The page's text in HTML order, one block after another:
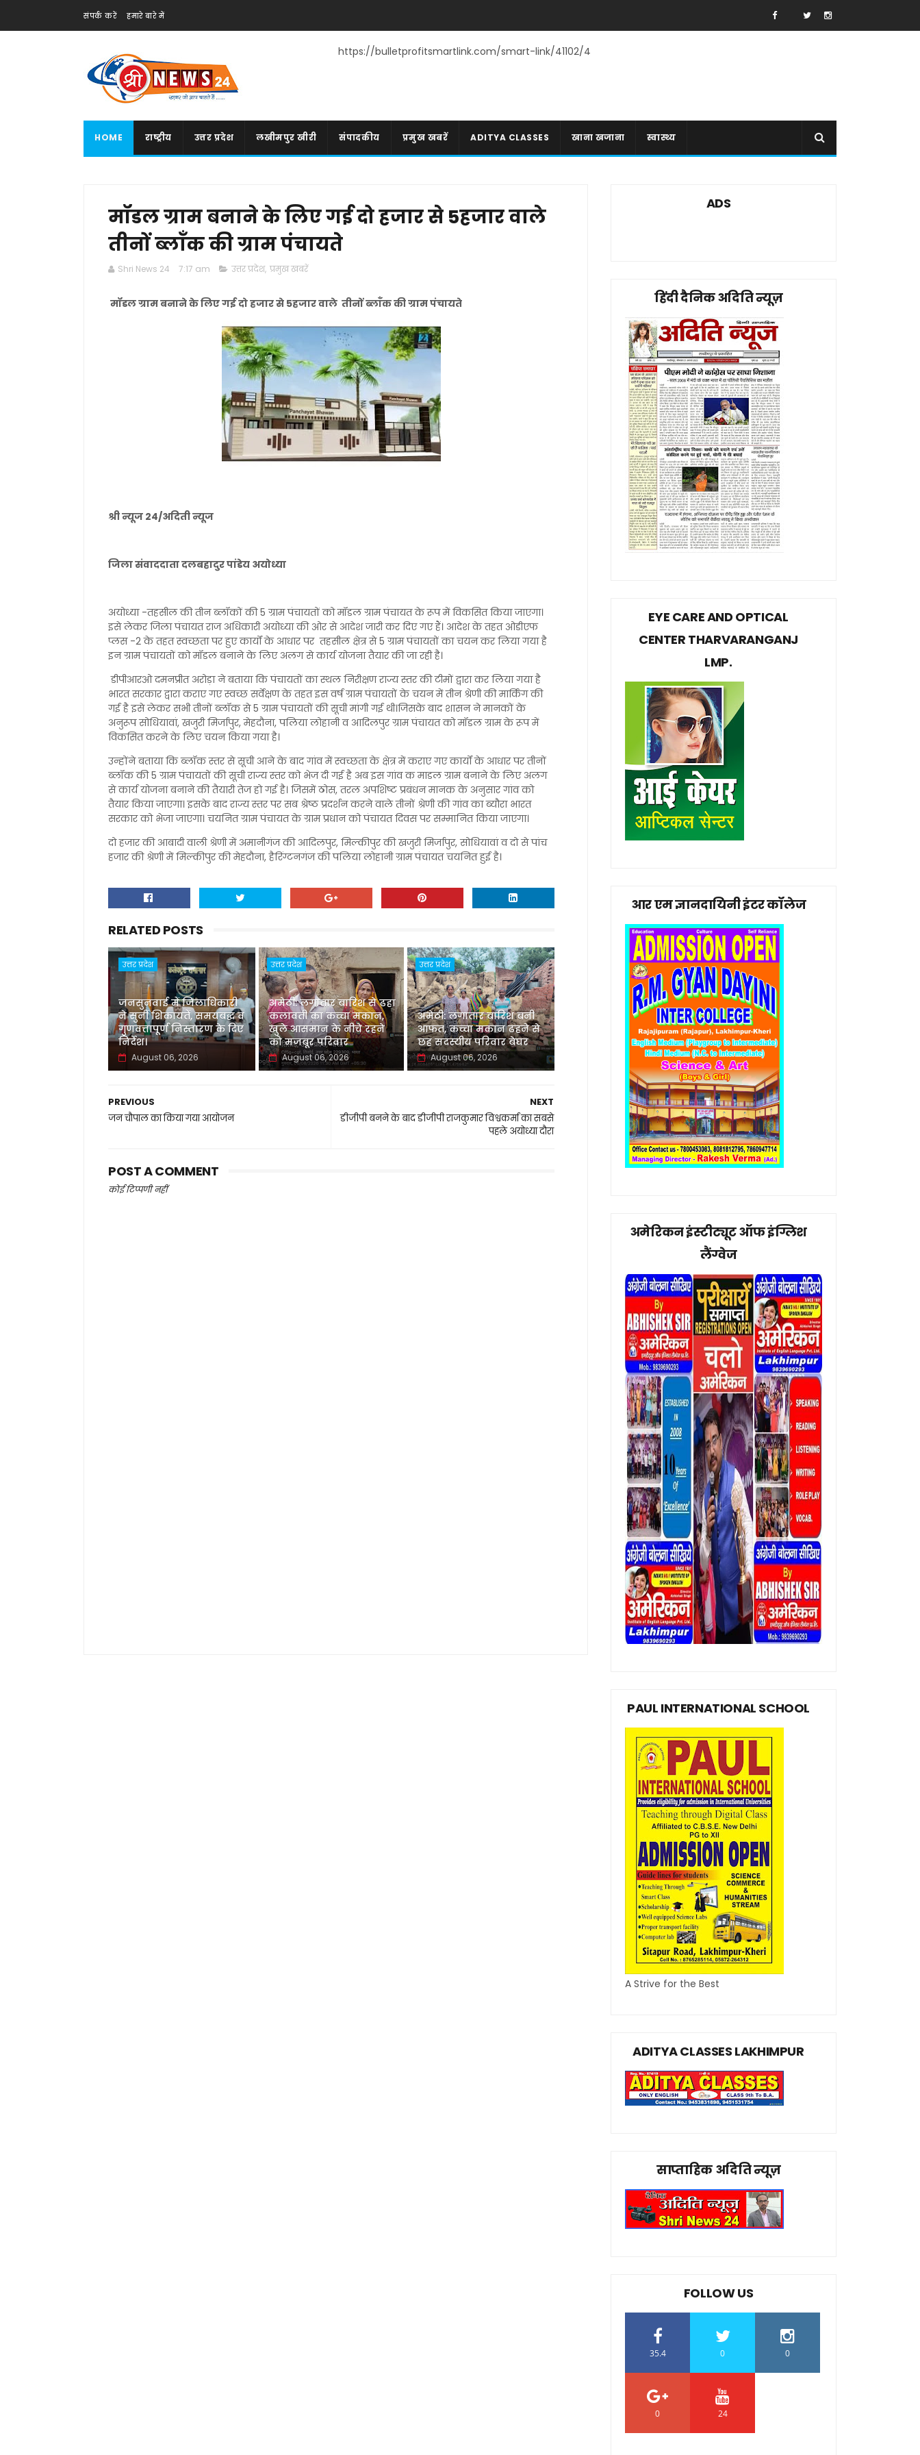
संपर्क करें हमारे बारे में
https://bulletprofitsmartlink.com/smart-link/41102/4
HOME राष्ट्रीय उत्तर प्रदेश लखीमपुर खीरी संपादकीय प्रमुख खबरें ADITYA CLASSES खाना खजाना स्वास्थ्य
मॉडल ग्राम बनाने के लिए गई दो हजार से 5हजार वाले
तीनों ब्लाँक की ग्राम पंचायते
Shri News 24 7:17 am उत्तर प्रदेश, प्रमुख खबरें
मॉडल ग्राम बनाने के लिए गई दो हजार से 5हजार वाले तीनों ब्लाँक की ग्राम पंचायते
श्री न्यूज 24/अदिती न्यूज
जिला संवाददाता दलबहादुर पांडेय अयोध्या
अयोध्या -तहसील की तीन ब्लॉकों की 5 ग्राम पंचायतों को मॉडल ग्राम पंचायत के रूप में विकसित किया जाएगा।
इसे लेकर जिला पंचायत राज अधिकारी अयोध्या की ओर से आदेश जारी कर दिए गए हैं। आदेश के तहत ओडीएफ
प्लस -2 के तहत स्वच्छता पर हुए कार्यों के आधार पर तहसील क्षेत्र से 5 ग्राम पंचायतों का चयन कर लिया गया है
इन ग्राम पंचायतों को मॉडल बनाने के लिए अलग से कार्य योजना तैयार की जा रही है।
डीपीआरओ दमनप्रीत अरोड़ा ने बताया कि पंचायतों का स्थल निरीक्षण राज्य स्तर की टीमों द्वारा कर लिया गया है
भारत सरकार द्वारा कराए गए स्वच्छ सर्वेक्षण के तहत इस वर्ष ग्राम पंचायतों के चयन में तीन श्रेणी की मार्किंग की
गई है इसे लेकर सभी तीनों ब्लॉक से 5 ग्राम पंचायतों की सूची मांगी गई थी।जिसके बाद शासन ने मानकों के
अनुरूप सोधियावां, खजुरी मिर्जापुर, मेहदौना, पलिया लोहानी व आदिलपुर ग्राम पंचायत को मॉडल ग्राम के रूप में
विकसित करने के लिए चयन किया गया है।
उन्होंने बताया कि ब्लॉक स्तर से सूची आने के बाद गांव में स्वच्छता के क्षेत्र में कराए गए कार्यों के आधार पर तीनों
ब्लॉक की 5 ग्राम पंचायतों की सूची राज्य स्तर को भेज दी गई है अब इस गांव क माडल ग्राम बनाने के लिए अलग
से कार्य योजना बनाने की तैयारी तेज हो गई है। जिसमें ठोस, तरल अपशिष्ट प्रबंधन मानक के अनुसार गांव को
तैयार किया जाएगा। इसके बाद राज्य स्तर पर सब श्रेष्ठ प्रदर्शन करने वाले तीनों श्रेणी की गांव का ब्यौरा भारत
सरकार को भेजा जाएगा। चयनित ग्राम पंचायत के ग्राम प्रधान को पंचायत दिवस पर सम्मानित किया जाएगा।
दो हजार की आबादी वाली श्रेणी में अमानीगंज की आदिलपुर, मिल्कीपुर की खजुरी मिर्जापुर, सोधियावां व दो से पांच
हजार की श्रेणी में मिल्कीपुर की मेहदौना, हैरिंग्टनगंज की पलिया लोहानी ग्राम पंचायत चयनित हुई है।
RELATED POSTS
उत्तर प्रदेश
जनसुनवाई में जिलाधिकारी
ने सुनीं शिकायतें, समयबद्ध व
गुणवत्तापूर्ण निस्तारण के दिए
निर्देश।
August 06, 2026
उत्तर प्रदेश
अमेठी: लगातार बारिश से ढहा
कलावती का कच्चा मकान,
खुले आसमान के नीचे रहने
को मजबूर परिवार
August 06, 2026
उत्तर प्रदेश
अमेठी: लगातार बारिश बनी
आफत, कच्चा मकान ढहने से
छह सदस्यीय परिवार बेघर
August 06, 2026
NEXT
डीजीपी बनने के बाद डीजीपी राजकुमार विश्वकर्मा का सबसे
पहले अयोध्या दौरा
PREVIOUS
जन चौपाल का किया गया आयोजन
POST A COMMENT
कोई टिप्पणी नहीं
ADS
हिंदी दैनिक अदिति न्यूज़
EYE CARE AND OPTICAL
CENTER THARVARANGANJ
LMP.
आर एम ज्ञानदायिनी इंटर कॉलेज
अमेरिकन इंस्टीट्यूट ऑफ इंग्लिश
लैंग्वेज
PAUL INTERNATIONAL SCHOOL
A Strive for the Best
ADITYA CLASSES LAKHIMPUR
साप्ताहिक अदिति न्यूज़
FOLLOW US
35.4 0 0
0 24